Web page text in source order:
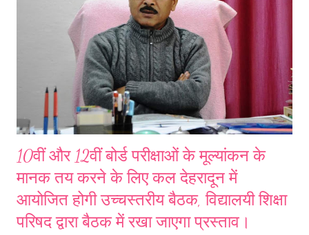
तक Online program 'To Integrate and Encourage Yoga Through
life’ कार्यक्रम संचालित होगा। इस कार्यक्रम में सभी विद्यलयो के विद्यार्थो, अभिभावक,
शिक्षक तथा आमल...
10वीं और 12वीं बोर्ड परीक्षाओं के मूल्यांकन के
मानक तय करने के लिए कल देहरादून में
आयोजित होगी उच्चस्तरीय बैठक, विद्यालयी शिक्षा
परिषद द्वारा बैठक में रखा जाएगा प्रस्ताव।